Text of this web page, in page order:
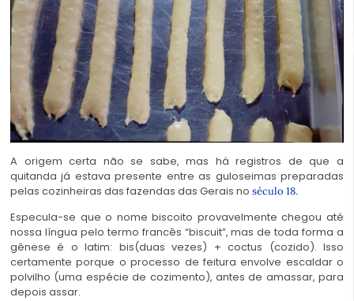
A origem certa não se sabe, mas há registros de que a
quitanda já estava presente entre as guloseimas preparadas
pelas cozinheiras das fazendas das Gerais no século 18.
Especula-se que o nome biscoito provavelmente chegou até
nossa língua pelo termo francês “biscuit”, mas de toda forma a
gênese é o latim: bis(duas vezes) + coctus (cozido). Isso
certamente porque o processo de feitura envolve escaldar o
polvilho (uma espécie de cozimento), antes de amassar, para
depois assar.